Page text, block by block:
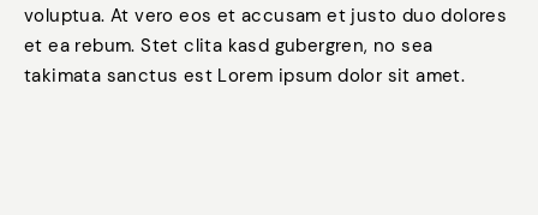
voluptua. At vero eos et accusam et justo duo dolores
et ea rebum. Stet clita kasd gubergren, no sea
takimata sanctus est Lorem ipsum dolor sit amet.